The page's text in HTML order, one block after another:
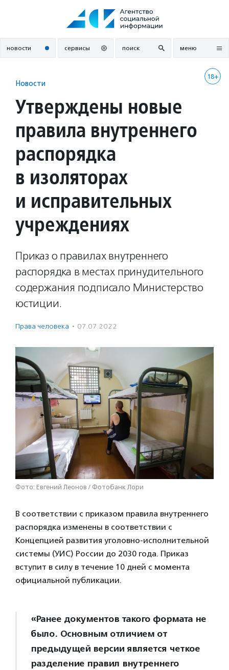
новости сервисы поиск меню
18+
Новости
Утверждены новые
правила внутреннего
распорядка
в изоляторах
и исправительных
учреждениях
Приказ о правилах внутреннего
распорядка в местах принудительного
содержания подписало Министерство
юстиции.
Права человека · 07.07.2022
Фото: Евгений Леонов / Фотобанк Лори
В соответствии с приказом правила внутреннего
распорядка изменены в соответствии с
Концепцией развития уголовно-исполнительной
системы (УИС) России до 2030 года. Приказ
вступит в силу в течение 10 дней с момента
официальной публикации.
«Ранее документов такого формата не
было. Основным отличием от
предыдущей версии является четкое
разделение правил внутреннего